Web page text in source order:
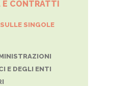
E CONTRATTI
SINGOLE
E DEGLI ENTI